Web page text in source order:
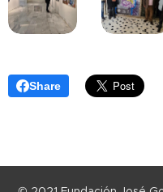
Share